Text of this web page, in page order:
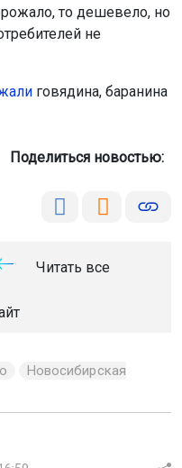
то дешевело, но
не
говядина, баранина
Поделиться новостью:
Читать все
Новосибирская